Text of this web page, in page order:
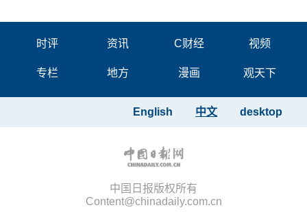
时评 资讯 C财经 视频
专栏 地方 漫画 观天下
desktop
中文
English
中国日报版权所有
Content@chinadaily.com.cn